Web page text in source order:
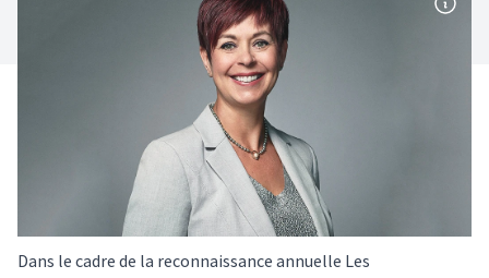
Dans le cadre de la reconnaissance annuelle Les